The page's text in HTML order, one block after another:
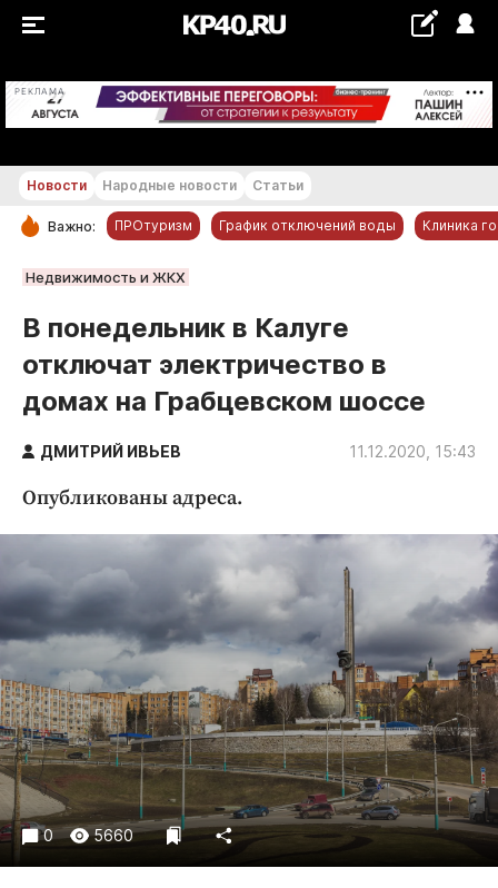
РЕКЛАМА +29...+30 °С
РУБРИКИ
Новости компаний
Статьи
Народные новости
Авто и транспорт
Культура
Недвижимость и ЖКХ
Образование
Общество
Погода
Праздники
Происшествия
Спорт
Экономика и бизнес
Новости Народные новости Статьи
Важно: ПРОтуризм График отключений воды Клиника
Недвижимость и ЖКХ
В понедельник в Калуге
отключат электричество в
домах на Грабцевском шоссе
ДМИТРИЙ ИВЬЕВ 11.12.2020, 15:43
Опубликованы адреса.
0 5660